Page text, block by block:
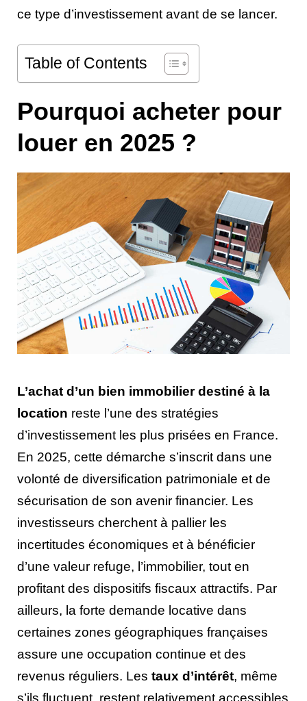
ce type d’investissement avant de se lancer.
Table of Contents
Pourquoi acheter pour
louer en 2025 ?
L’achat d’un bien immobilier destiné à la
location reste l’une des stratégies
d’investissement les plus prisées en France.
En 2025, cette démarche s’inscrit dans une
volonté de diversification patrimoniale et de
sécurisation de son avenir financier. Les
investisseurs cherchent à pallier les
incertitudes économiques et à bénéficier
d’une valeur refuge, l’immobilier, tout en
profitant des dispositifs fiscaux attractifs. Par
ailleurs, la forte demande locative dans
certaines zones géographiques françaises
assure une occupation continue et des
revenus réguliers. Les taux d’intérêt, même
s’ils fluctuent, restent relativement accessibles